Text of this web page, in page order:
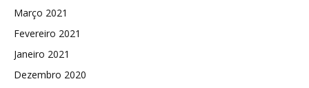
Março 2021
Fevereiro 2021
Janeiro 2021
Dezembro 2020